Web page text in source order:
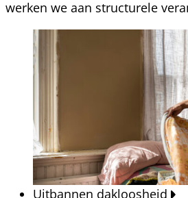
werken we aan structurele
Uitbannen dakloosheid